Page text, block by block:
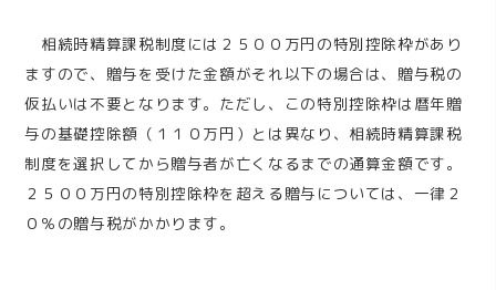
相続時精算課税制度には２５００万円の特別控除枠があり
ますので、贈与を受けた金額がそれ以下の場合は、贈与税の
仮払いは不要となります。ただし、この特別控除枠は暦年贈
与の基礎控除額（１１０万円）とは異なり、相続時精算課税
制度を選択してから贈与者が亡くなるまでの通算金額です。
２５００万円の特別控除枠を超える贈与については、一律２
０％の贈与税がかかります。